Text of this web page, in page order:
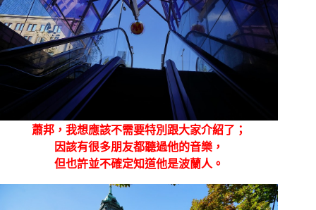
蕭邦，我想應該不需要特別跟大家介紹了；
因該有很多朋友都聽過他的音樂，
但也許並不確定知道他是波蘭人。